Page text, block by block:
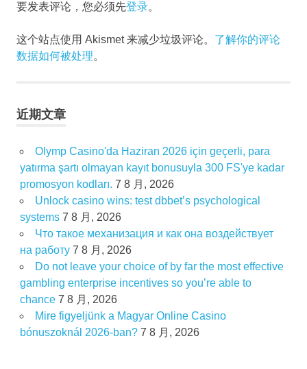
要发表评论，您必须先登录。
这个站点使用 Akismet 来减少垃圾评论。 了解你的评论
数据如何被处理。
近期文章
Olymp Casino'da Haziran 2026 için geçerli, para
yatırma şartı olmayan kayıt bonusuyla 300 FS'ye kadar
promosyon kodları. 7 8 月, 2026
Unlock casino wins: test dbbet’s psychological
systems 7 8 月, 2026
Что такое механизация и как она воздействует
на работу 7 8 月, 2026
Do not leave your choice of by far the most effective
gambling enterprise incentives so you’re able to
chance 7 8 月, 2026
Mire figyeljünk a Magyar Online Casino
bónuszoknál 2026-ban? 7 8 月, 2026